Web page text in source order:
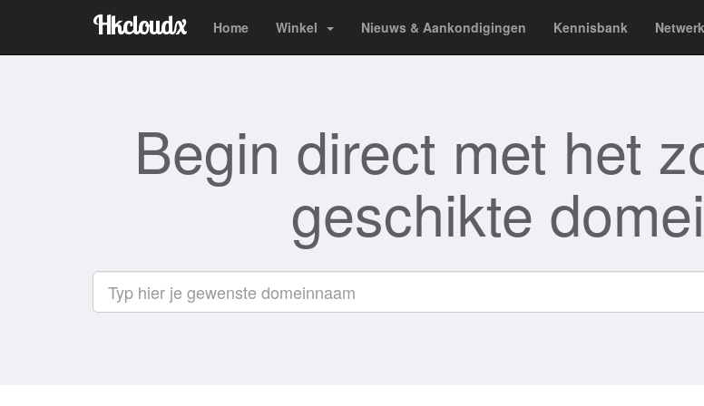
Hkcloudx Home Winkel Nieuws & Aankondigingen Kennisbank
Begin direct met het
geschikte